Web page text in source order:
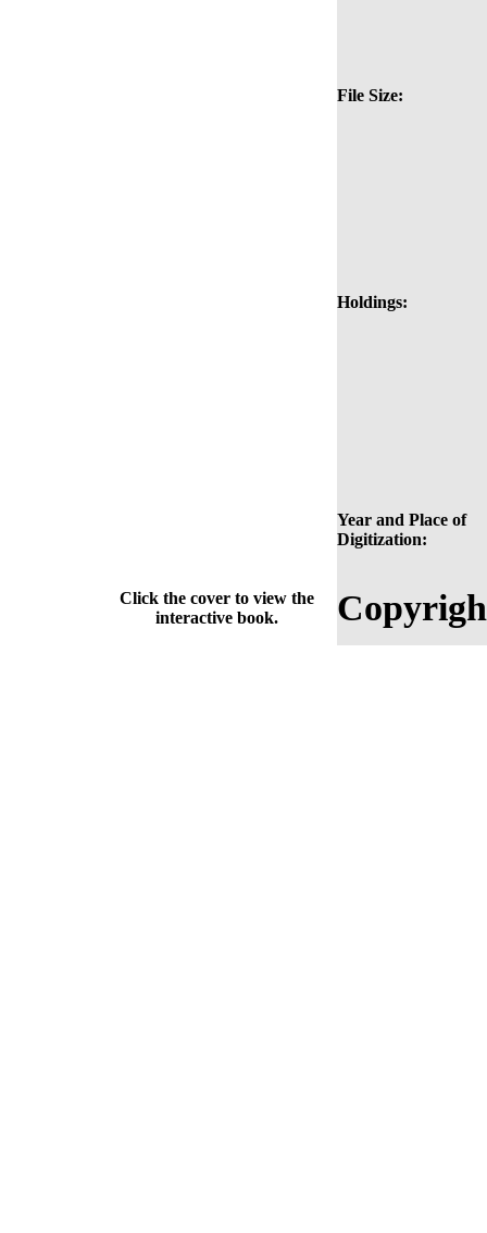
File Size:
Holdings:
Year and Place of
Digitization:
Click the cover to view the
interactive book.